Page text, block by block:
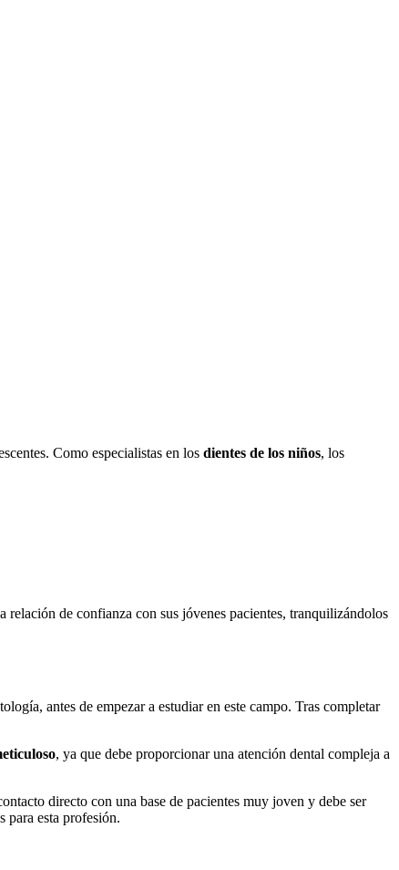
Como especialistas en los dientes de los niños, los
de confianza con sus jóvenes pacientes, tranquilizándolos
antes de empezar a estudiar en este campo. Tras completar
, ya que debe proporcionar una atención dental compleja a
directo con una base de pacientes muy joven y debe ser
para esta profesión.